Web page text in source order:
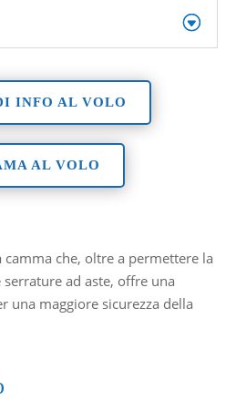
INFO AL VOLO
AL VOLO
che, oltre a permettere la
ad aste, offre una
una maggiore sicurezza della